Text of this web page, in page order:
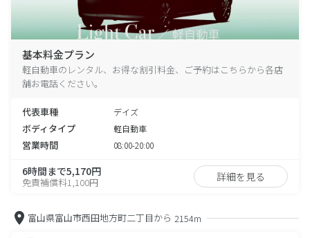
基本料金プラン
軽自動車のレンタル、お得な割引料金、ご予約はこちらから各店
舗お電話ください。
代表車種 デイズ
ボディタイプ 軽自動車
営業時間 08:00-20:00
6時間まで5,170円
免責補償料1,100円 詳細を見る
富山県富山市西田地方町二丁目から 2154m